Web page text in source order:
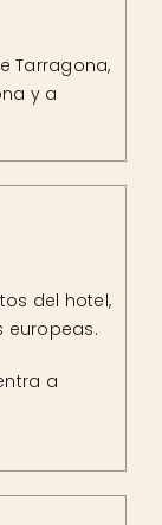
Tarragona,
y a
del hotel,
europeas.
a